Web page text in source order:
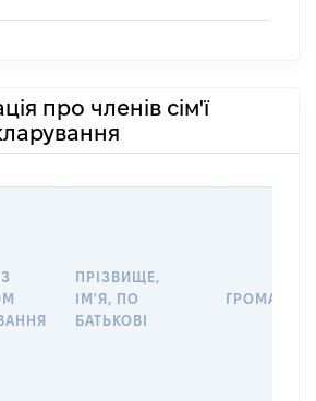
про членів сім'ї
ПРІЗВИЩЕ,
ІМ'Я, ПО
БАТЬКОВІ